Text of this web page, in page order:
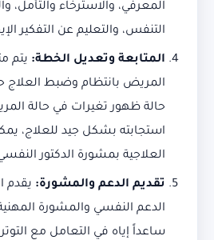
المعرفي، والاسترخاء والتأمل،
التنفس، والتعليم عن التفكير
المتابعة وتعديل الخطة: يتم
المريض بانتظام وضبط
حالة ظهور تغيرات في حالة
استجابته بشكل جيد للعلاج،
العلاجية بمشورة الدكتور
تقديم الدعم والمشورة: يقدم
الدعم النفسي والمشورة
ساعداً إياه في التعامل مع